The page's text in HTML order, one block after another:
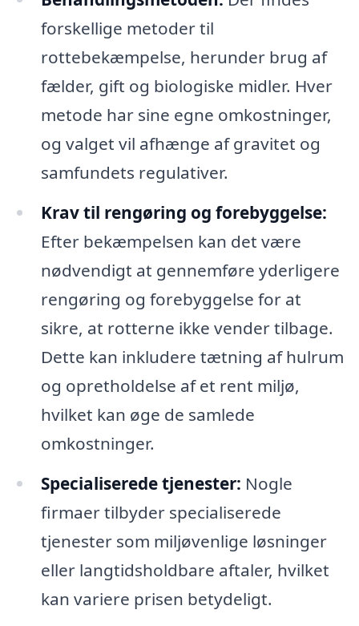
forskellige metoder til
rottebekæmpelse, herunder brug af
fælder, gift og biologiske midler. Hver
metode har sine egne omkostninger,
og valget vil afhænge af gravitet og
samfundets regulativer.
Krav til rengøring og forebyggelse:
Efter bekæmpelsen kan det være
nødvendigt at gennemføre yderligere
rengøring og forebyggelse for at
sikre, at rotterne ikke vender tilbage.
Dette kan inkludere tætning af hulrum
og opretholdelse af et rent miljø,
hvilket kan øge de samlede
omkostninger.
Specialiserede tjenester: Nogle
firmaer tilbyder specialiserede
tjenester som miljøvenlige løsninger
eller langtidsholdbare aftaler, hvilket
kan variere prisen betydeligt.